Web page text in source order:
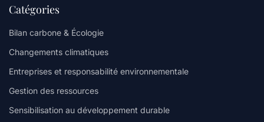
Catégories
Bilan carbone & Écologie
Changements climatiques
Entreprises et responsabilité environnementale
Gestion des ressources
Sensibilisation au développement durable